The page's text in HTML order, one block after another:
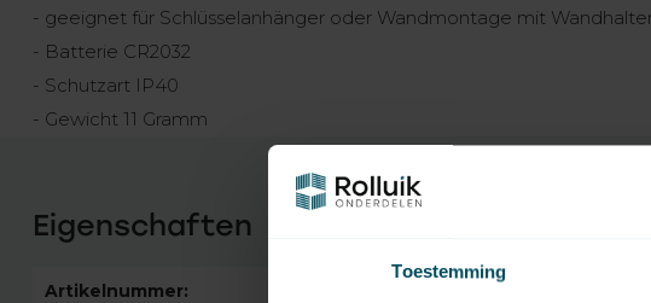
Toestemming
- geeignet für Schlüsselanhänger oder Wandmontage mit
- Batterie CR2032
- Schutzart IP40
- Gewicht 11 Gramm
Eigenschaften
Artikelnummer: